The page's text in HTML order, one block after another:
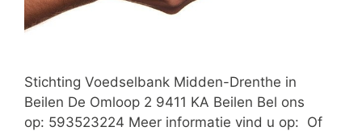
Stichting Voedselbank Midden-Drenthe in
Beilen De Omloop 2 9411 KA Beilen Bel ons
op: 593523224 Meer informatie vind u op: Of